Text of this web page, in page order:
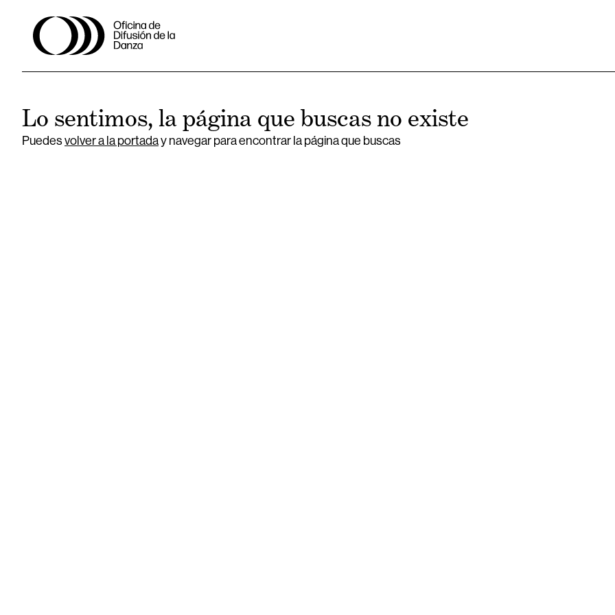
Lo sentimos, la página que buscas no existe
Puedesvolver a la portaday navegar para encontrar la página que buscas